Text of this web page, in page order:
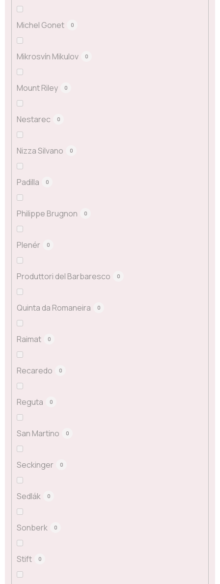
Michel Gonet 0
Mikrosvín Mikulov 0
Mount Riley 0
Nestarec 0
Nizza Silvano 0
Padilla 0
Philippe Brugnon 0
Plenér 0
Produttori del Barbaresco 0
Quinta da Romaneira 0
Raimat 0
Recaredo 0
Reguta 0
San Martino 0
Seckinger 0
Sedlák 0
Sonberk 0
Stift 0